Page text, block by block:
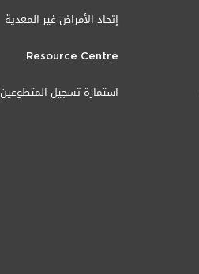
إتحاد الأمراض غير المعدية
Resource Centre
استمارة تسجيل المتطوعين